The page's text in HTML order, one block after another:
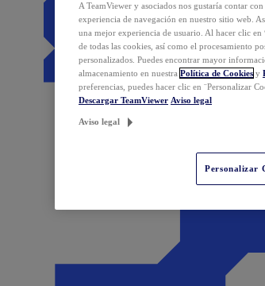
A TeamViewer y asociados nos gustaría contar
experiencia de navegación en nuestro sitio web.
una mejor experiencia de usuario. Al hacer clic en
de todas las cookies, así como el procesamiento
personalizados. Puedes encontrar mayor
almacenamiento en nuestra Política de Cookies y
preferencias, puedes hacer clic en ¨Personalizar
Descargar TeamViewer Aviso legal
Aviso legal
Personalizar